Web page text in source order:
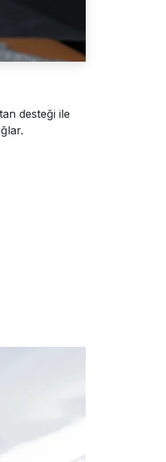
desteği ile